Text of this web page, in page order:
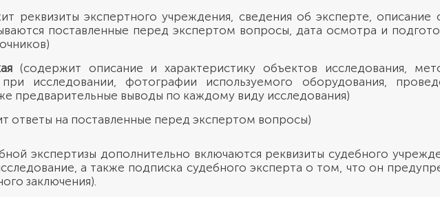
реквизиты экспертного учреждения, сведения об эксперте, описание
поставленные перед экспертом вопросы, дата осмотра и
(содержит описание и характеристику объектов исследования,
при исследовании, фотографии используемого оборудования,
предварительные выводы по каждому виду исследования)
ответы на поставленные перед экспертом вопросы)
экспертизы дополнительно включаются реквизиты судебного
а также подписка судебного эксперта о том, что он
заключения).